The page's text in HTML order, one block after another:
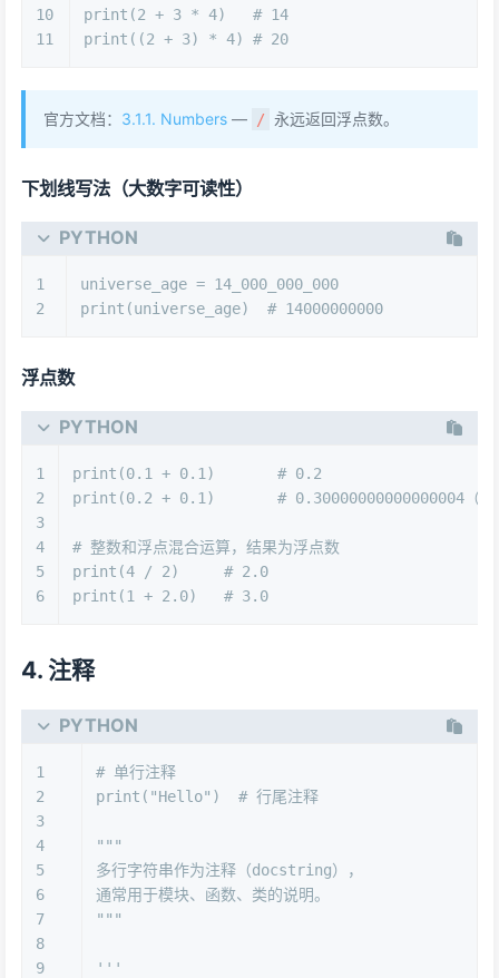
10
11
print (2 + 3 * 4) # 14
print ((2 + 3) * 4) # 20
官方文档： 3.1.1. Numbers — / 永远返回浮点数。
下划线写法（大数字可读性）
PYTHON
1
2
universe_age = 14_000_000_000
print (universe_age) # 14000000000
浮点数
PYTHON
1
2
3
4
5
6
print (0.1 + 0.1 ) # 0.2
print (0.2 + 0.1 ) # 0.30000000000000004（浮
# 整数和浮点混合运算，结果为浮点数
print (4 / 2) # 2.0
print (1 + 2.0) # 3.0
4. 注释
PYTHON
1
2
3
4
5
6
7
8
9
# 单行注释
print ( "Hello" ) # 行尾注释
"""
多行字符串作为注释（docstring），
通常用于模块、函数、类的说明。
"""
'''